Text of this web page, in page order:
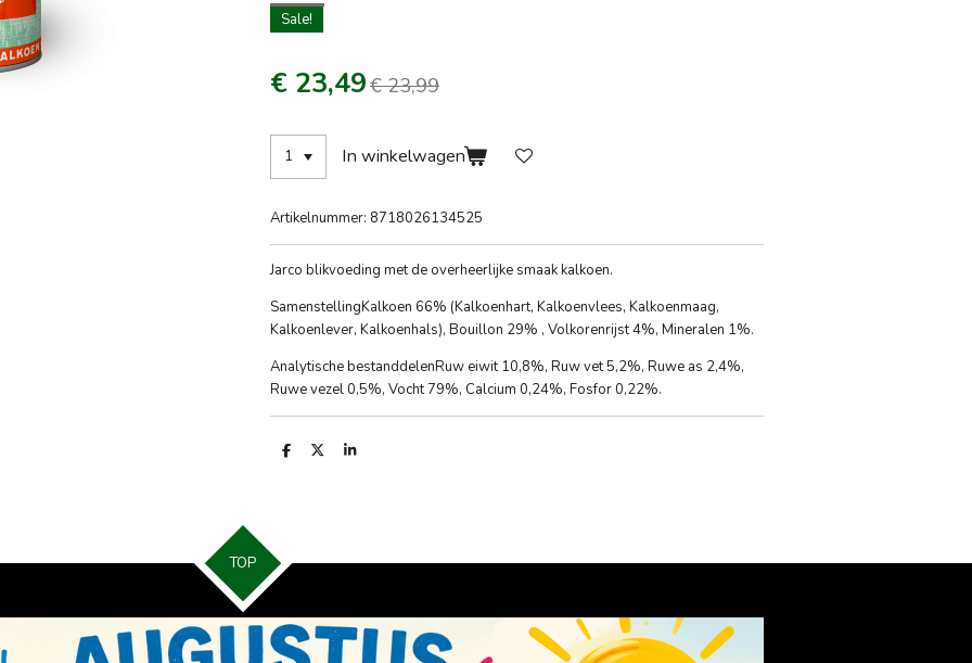
Sale!
€ 23,49€ 23,99
In winkelwagen
Artikelnummer: 8718026134525
Jarco blikvoeding met de overheerlijke smaak kalkoen.
SamenstellingKalkoen 66% (Kalkoenhart, Kalkoenvlees, Kalkoenmaag,
Kalkoenlever, Kalkoenhals), Bouillon 29% , Volkorenrijst 4%, Mineralen 1%.
Analytische bestanddelenRuw eiwit 10,8%, Ruw vet 5,2%, Ruwe as 2,4%,
Ruwe vezel 0,5%, Vocht 79%, Calcium 0,24%, Fosfor 0,22%.
D
D
S
TOP